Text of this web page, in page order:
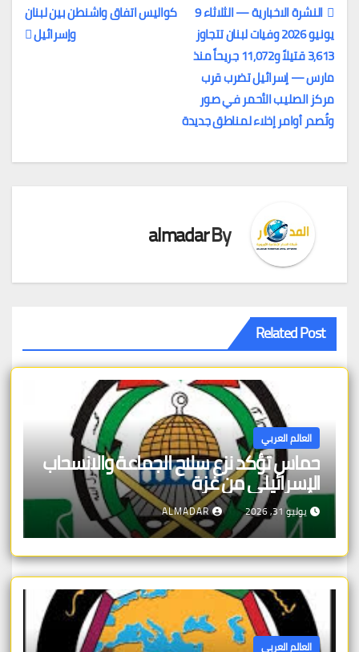
تصفّح
المقالات
كواليس اتفاق واشنطن بين لبنان
وإسرائيل
النشرة الاخبارية — الثلاثاء 9
يونيو 2026 وفيات لبنان تتجاوز
3,613 قتيلاً و11,072 جريحاً منذ
مارس — إسرائيل تضرب قرب
مركز الصليب الأحمر في صور
وتُصدر أوامر إخلاء لمناطق جديدة
By
almadar
Related Post
العالم العربي
حماس تؤكد نزع سلاح الجماعة والانسحاب
الإسرائيلي من غزة
يوليو 31, 2026 ALMADAR
العالم العربي